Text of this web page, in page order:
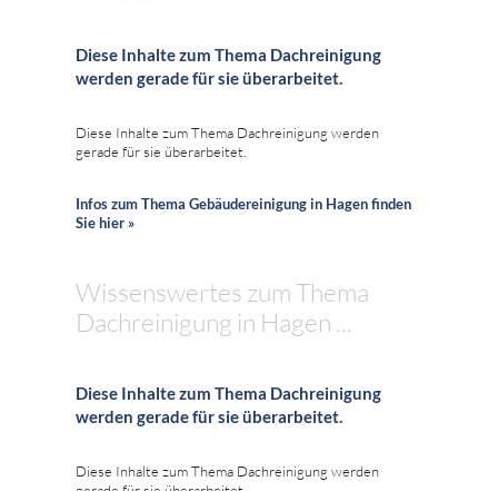
Diese Inhalte zum Thema Dachreinigung
werden gerade für sie überarbeitet.
Diese Inhalte zum Thema Dachreinigung werden
gerade für sie überarbeitet.
Infos zum Thema Gebäudereinigung in Hagen finden
Sie hier »
Wissenswertes zum Thema
Dachreinigung in Hagen ...
Diese Inhalte zum Thema Dachreinigung
werden gerade für sie überarbeitet.
Diese Inhalte zum Thema Dachreinigung werden